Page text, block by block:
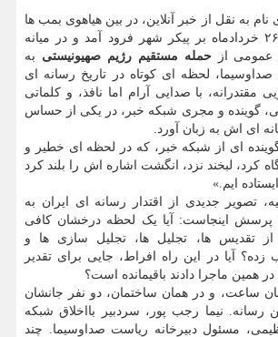
به نقل از خبر آنلاین، در بین هیاهوی بمب ها
و موشک هایی که ۲۶ خردادماه بر پیکر شهر فرود آمد و در میانه
عمومی ازحمله مستقیم رژیم صهیونیستی به
لحظه ای کوتاه در تاریخ رسانه ای
مقتدرانه، با صدایی آرام اما نافذ، و کلماتی
گوینده و مجری شبکه خبر، در یکی از حساس
ای اش به زبان آورد.
گوینده ای از شبکه خبر، که در لحظه ای خطیر و
کرد، لبخند نزد، انگشت اشاره اش را بلند کرد
ایم.»
تصویر جدیدی از اقتدار رسانه ای ایران به
پرسش اینجاست: آیا یک لحظه درخشان کافی
تقدیس ها، تجلیل ها، تجلیل سازی ها و
آیا در این راه افراط، جایی برای تقدیر
همین ماجرا دادند باقیمانده است؟
ساعت، و در همان ساختمان، دو نفر جانشان
رسانه. نیما رجب پور، سردبیر بااخلاق شبکه
مسئول دبیرخانه ریاست صداوسیما. چند